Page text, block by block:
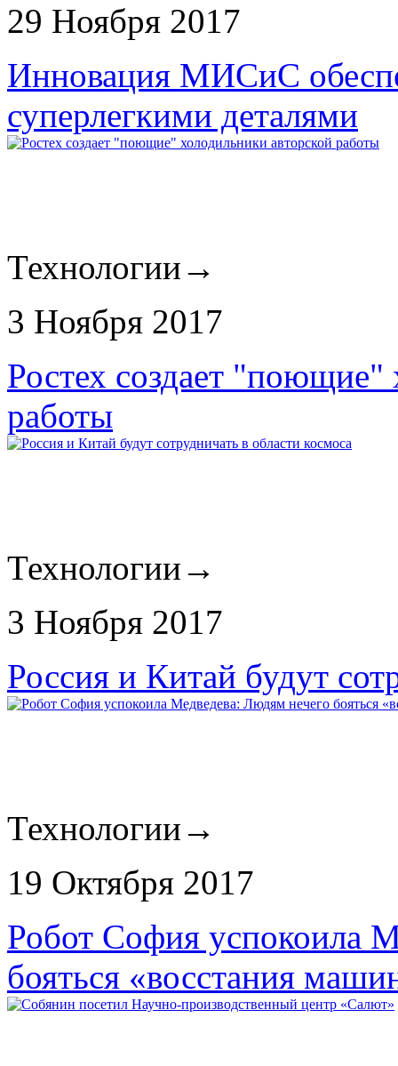
29 Ноября 2017
Инновация МИСиС
суперлегкими деталями
Технологии →
3 Ноября 2017
Ростех создает "поющие"
работы
Технологии →
3 Ноября 2017
Россия и Китай будут
Технологии →
19 Октября 2017
Робот София успокоила
бояться «восстания